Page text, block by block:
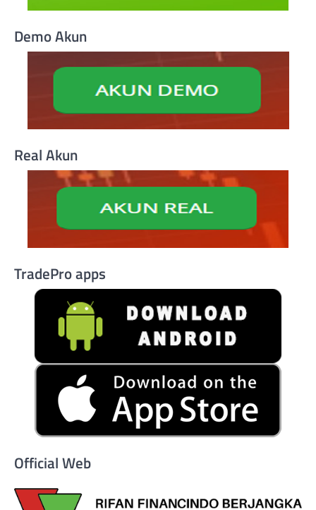
Demo Akun
Real Akun
TradePro apps
Official Web